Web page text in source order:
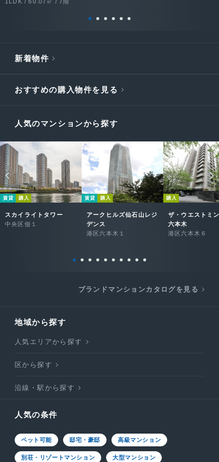
1LDK / 60.07㎡ / 7階
新着物件
おすすめの購入物件を見る
人気のマンションから探す
賃貸 購入
スカイライトタワー
中央区佃１
賃貸 購入
アークヒルズ仙石山レジ
デンス
港区六本木１
購入
ザ・ウエストミ
六本木
港区六本木６
ブランドマンションカタログを見る
地域から探す
人気エリアから探す
区から探す
沿線・駅から探す
人気の条件
ペット可能 邸宅・豪邸 高級マンション
別荘・リゾートマンション 大型マンション